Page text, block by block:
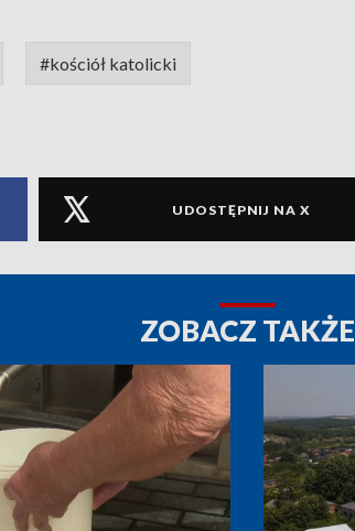
#kościół katolicki
UDOSTĘPNIJ NA X
ZOBACZ TAKŻE